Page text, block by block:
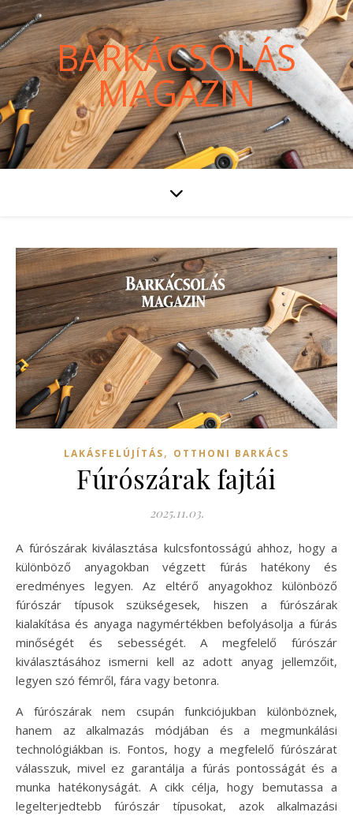
BARKÁCSOLÁS
MAGAZIN
LAKÁSFELÚJÍTÁS, OTTHONI BARKÁCS
Fúrószárak fajtái
2025.11.03.
A fúrószárak kiválasztása kulcsfontosságú ahhoz, hogy a
különböző anyagokban végzett fúrás hatékony és
eredményes legyen. Az eltérő anyagokhoz különböző
fúrószár típusok szükségesek, hiszen a fúrószárak
kialakítása és anyaga nagymértékben befolyásolja a fúrás
minőségét és sebességét. A megfelelő fúrószár
kiválasztásához ismerni kell az adott anyag jellemzőit,
legyen szó fémről, fára vagy betonra.
A fúrószárak nem csupán funkciójukban különböznek,
hanem az alkalmazás módjában és a megmunkálási
technológiákban is. Fontos, hogy a megfelelő fúrószárat
válasszuk, mivel ez garantálja a fúrás pontosságát és a
munka hatékonyságát. A cikk célja, hogy bemutassa a
legelterjedtebb fúrószár típusokat, azok alkalmazási